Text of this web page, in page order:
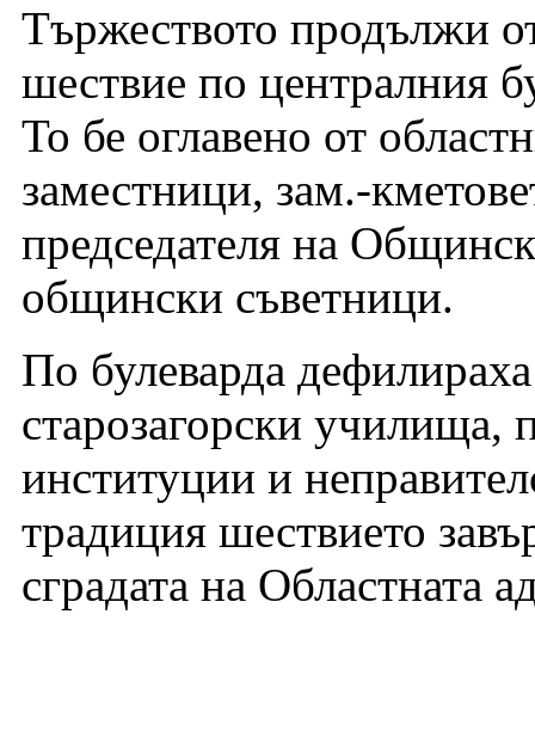
Тържеството продължи
шествие по централния
То бе оглавено от
заместници, зам.-
председателя на
общински съветници.
По булеварда
старозагорски училища,
институции и
традиция шествието
сградата на Областната